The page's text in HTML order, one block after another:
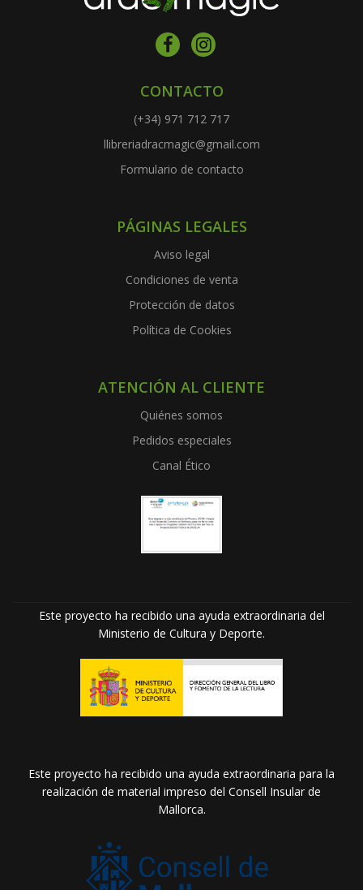
CONTACTO
(+34) 971 712 717
llibreriadracmagic@gmail.com
Formulario de contacto
PÁGINAS LEGALES
Aviso legal
Condiciones de venta
Protección de datos
Política de Cookies
ATENCIÓN AL CLIENTE
Quiénes somos
Pedidos especiales
Canal Ético
Este proyecto ha recibido una ayuda extraordinaria del
Ministerio de Cultura y Deporte.
Este proyecto ha recibido una ayuda extraordinaria para la
realización de material impreso del Consell Insular de
Mallorca.